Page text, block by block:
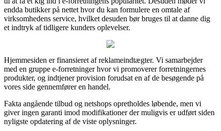
endda butikker på nettet hvor du kan formulere en omtale af
virksomhedens service, hvilket desuden bør bruges til at danne dig
et indtryk af tidligere kunders oplevelser.
Hjemmesiden er finansieret af reklameindtægter. Vi samarbejder
med en gruppe e-forretninger hvor vi promoverer forretningernes
produkter, og indtjener provision forudsat en af de besøgende på
vores side gennemfører en handel.
Fakta angående tilbud og netshops opretholdes løbende, men vi
giver ingen garanti imod modifikationer der muligvis er udført siden
nyligste opdatering af de viste oplysninger.